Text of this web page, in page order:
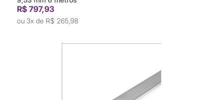
R$ 797,93
3x de R$ 265,98